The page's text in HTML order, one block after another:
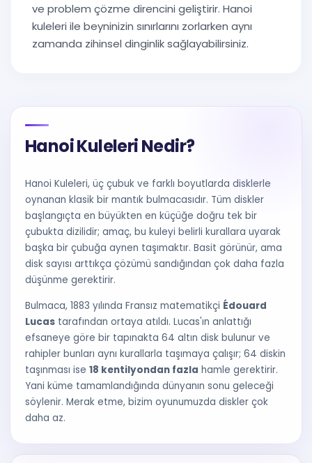
ve problem çözme direncini geliştirir. Hanoi
kuleleri ile beyninizin sınırlarını zorlarken aynı
zamanda zihinsel dinginlik sağlayabilirsiniz.
Hanoi Kuleleri Nedir?
Hanoi Kuleleri, üç çubuk ve farklı boyutlarda disklerle
oynanan klasik bir mantık bulmacasıdır. Tüm diskler
başlangıçta en büyükten en küçüğe doğru tek bir
çubukta dizilidir; amaç, bu kuleyi belirli kurallara uyarak
başka bir çubuğa aynen taşımaktır. Basit görünür, ama
disk sayısı arttıkça çözümü sandığından çok daha fazla
düşünme gerektirir.
Bulmaca, 1883 yılında Fransız matematikçi Édouard
Lucas tarafından ortaya atıldı. Lucas'ın anlattığı
efsaneye göre bir tapınakta 64 altın disk bulunur ve
rahipler bunları aynı kurallarla taşımaya çalışır; 64 diskin
taşınması ise 18 kentilyondan fazla hamle gerektirir.
Yani küme tamamlandığında dünyanın sonu geleceği
söylenir. Merak etme, bizim oyunumuzda diskler çok
daha az.